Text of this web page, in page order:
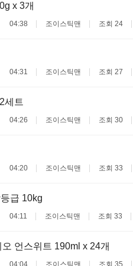
x 3개
04:38 조이스틱맨 조회 24
04:31 조이스틱맨 조회 27
세트
04:26 조이스틱맨 조회 30
04:20 조이스틱맨 조회 33
급 10kg
04:11 조이스틱맨 조회 33
언스위트 190ml x 24개
04:04 조이스틱맨 조회 35